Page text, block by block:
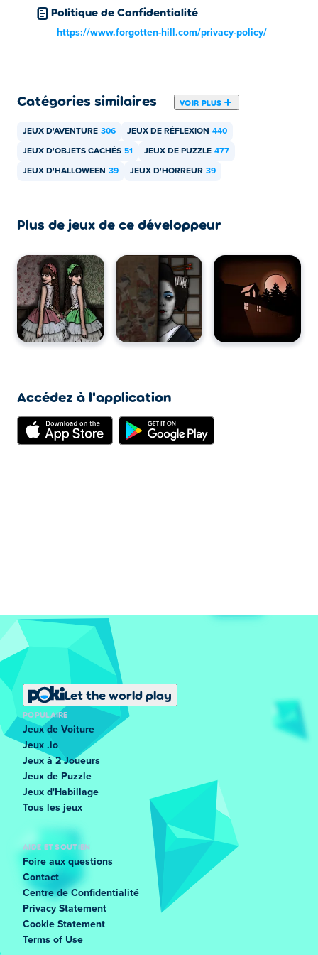
Things ,Forgotten Hill: Puppeteer,Forgotten Hill: Fall
Forgotten Hill: Surgery
Little Cabin in the Woods et
Puis-je jouer à Forgotten Hill: The Wardrobe 5
Forgotten Hill: The Wardrobe 5 peut être joué sur votre
téléphones et les tablettes.
Politique de Confidentialité
https://www.forgotten-hill.com/privacy-policy/
Catégories similaires VOIR PLUS
JEUX D'AVENTURE 306 JEUX DE RÉFLEXION 440
JEUX D'OBJETS CACHÉS 51 JEUX DE PUZZLE 477
JEUX D'HALLOWEEN 39 JEUX D'HORREUR 39
Plus de jeux de ce développeur
Accédez à l'application
Let the world play
POPULAIRE
Jeux de Voiture
Jeux .io
Jeux à 2 Joueurs
Jeux de Puzzle
Jeux d'Habillage
Tous les jeux
AIDE ET SOUTIEN
Foire aux questions
Contact
Centre de Confidentialité
Privacy Statement
Cookie Statement
Terms of Use